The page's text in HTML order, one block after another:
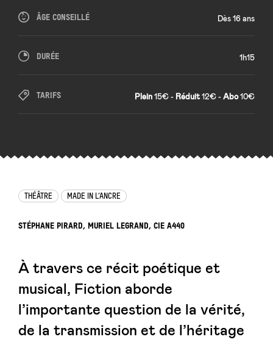
ÂGE CONSEILLÉ Dès 16 ans
DURÉE 1h15
TARIFS Plein15€ - Réduit12€ -Abo10€
STÉPHANE PIRARD, MURIEL LEGRAND, CIE A440
THÉÂTRE MADE IN L’ANCRE
À travers ce récit poétique et
musical, Fiction aborde
l’importante question de la vérité,
de la transmission et de l’héritage